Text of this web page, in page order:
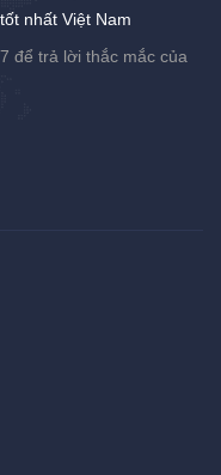
nhất Việt Nam
để trả lời thắc mắc của